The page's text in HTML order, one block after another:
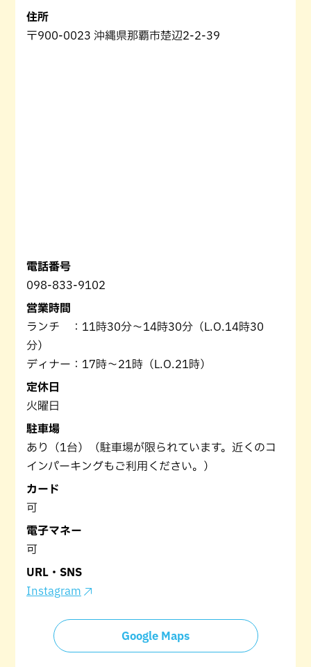
住所
〒900-0023 沖縄県那覇市楚辺2-2-39
電話番号
098-833-9102
営業時間
ランチ ：11時30分〜14時30分（L.O.14時30
分）
ディナー：17時～21時（L.O.21時）
定休日
火曜日
駐車場
あり（1台）（駐車場が限られています。近くのコ
インパーキングもご利用ください。）
カード
可
電子マネー
可
URL・SNS
Instagram
Google Maps